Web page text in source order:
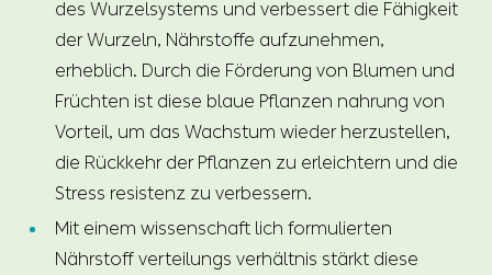
des Wurzelsystems und verbessert die Fähigkeit
der Wurzeln, Nährstoffe aufzunehmen,
erheblich. Durch die Förderung von Blumen und
Früchten ist diese blaue Pflanzen nahrung von
Vorteil, um das Wachstum wieder herzustellen,
die Rückkehr der Pflanzen zu erleichtern und die
Stress resistenz zu verbessern.
Mit einem wissenschaft lich formulierten
Nährstoff verteilungs verhältnis stärkt diese